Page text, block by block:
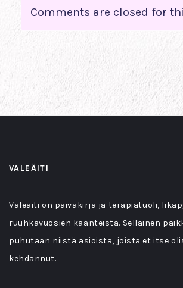
Comments are closed for
VALEÄITI
Valeäiti on päiväkirja ja terapiatuoli,
ruuhkavuosien käänteistä. Sellainen
puhutaan niistä asioista, joista et itse
kehdannut.